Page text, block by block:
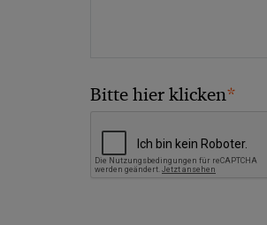
Bitte hier klicken*